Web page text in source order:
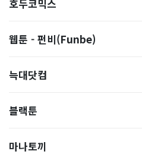
호두코믹스
웹툰 - 펀비(Funbe)
늑대닷컴
블랙툰
마나토끼